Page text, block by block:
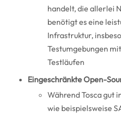
handelt, die allerlei
benötigt es eine
Infrastruktur,
Testumgebungen
Testläufen
Eingeschränkte Open-
Während Tosca gut
wie beispielsweise